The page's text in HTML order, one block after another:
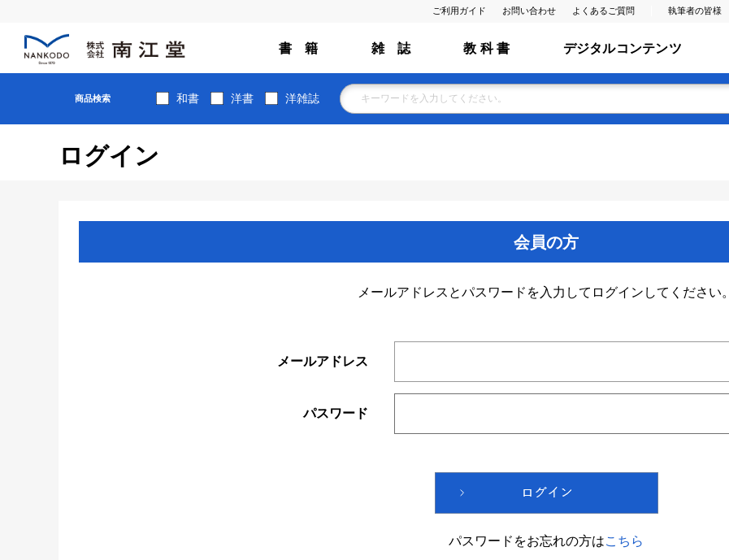
ご利用ガイド お問い合わせ よくあるご質問 執筆者の皆様
書 籍 雑 誌 教 科 書 デジタルコンテンツ
商品検索 和書 洋書 洋雑誌
ログイン
会員の方
メールアドレスとパスワードを入力してログインしてください。
メールアドレス
パスワード
パスワードをお忘れの方はこちら